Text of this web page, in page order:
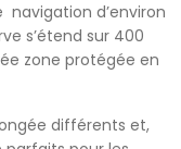
d’environ
s’étend sur 400
zone protégée en
différents et,